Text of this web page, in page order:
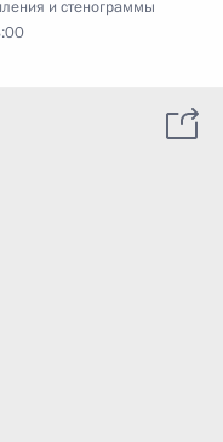
и стенограммы